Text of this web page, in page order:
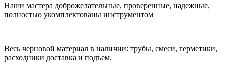
Наши мастера доброжелательные, проверенные, надежные,
полностью укомплектованы инструментом
Весь черновой материал в наличии: трубы, смеси, герметики,
расходники доставка и подъем.